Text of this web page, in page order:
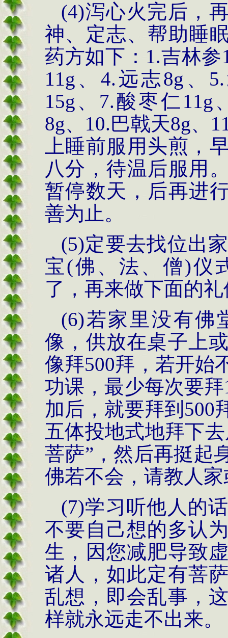
(4)泻心火完后，
神、定志、帮助睡
药方如下： 1.吉林参
11g 、 4.远志8g 、 5.
15g 、 7.酸枣仁11g
8g、 10.巴戟天8g、
上睡前服用头煎，
八分，待温后服用
暂停数天，后再进
善为止。
(5)定要去找位出
宝(佛、法、僧)仪
了，再来做下面的
(6)若家里没有佛
像，供放在桌子上
像拜500拜，若开始
功课，最少每次要拜
加后，就要拜到 500
五体投地式地拜下
菩萨” ，然后再挺起
佛若不会，请教人
(7)学习听他人的
不要自己想的多认
生，因您减肥导致
诸人，如此定有菩
乱想，即会乱事，
样就永远走不出来。